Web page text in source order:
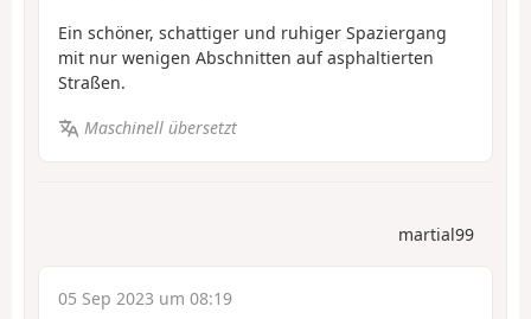
Ein schöner, schattiger und ruhiger Spaziergang
mit nur wenigen Abschnitten auf asphaltierten
Straßen.
Maschinell übersetzt
martial99
05 Sep 2023 um 08:19